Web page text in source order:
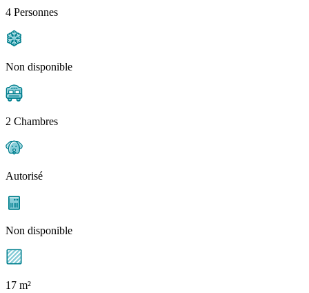
4 Personnes
Non disponible
2 Chambres
Autorisé
Non disponible
17 m²